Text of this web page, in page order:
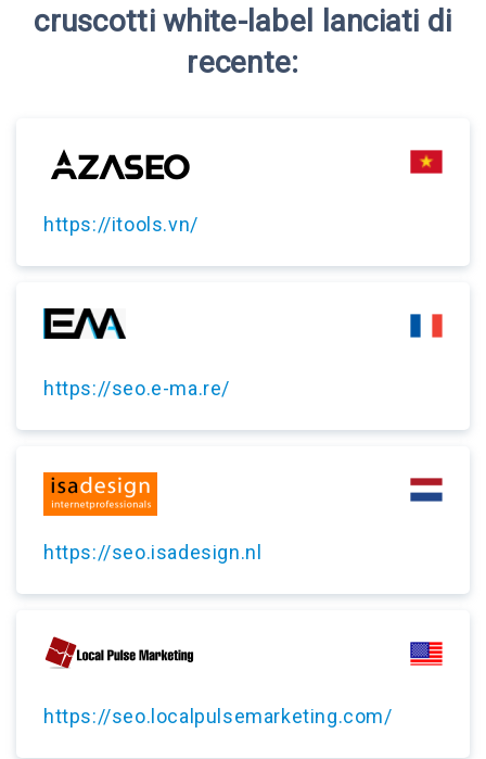
cruscotti white-label lanciati di
recente:
https://itools.vn/
https://seo.e-ma.re/
https://seo.isadesign.nl
https://seo.localpulsemarketing.com/